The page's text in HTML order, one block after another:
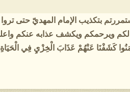
بتكذيب الإمام المهديّ حتى
لكم ويرحمكم ويكشف عذابه عنكم
كَشَفْنَا عَنْهُمْ عَذَابَ الْخِزْيِ فِي